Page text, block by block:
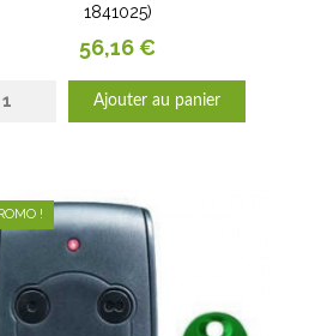
1841025)
Prix
56,16 €
Ajouter au panier
!